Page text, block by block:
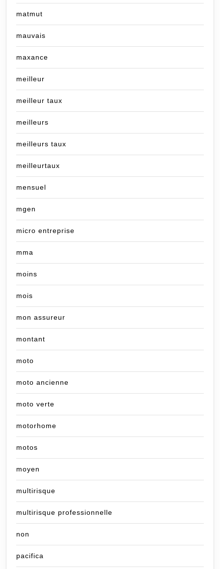
matmut
mauvais
maxance
meilleur
meilleur taux
meilleurs
meilleurs taux
meilleurtaux
mensuel
mgen
micro entreprise
mma
moins
mois
mon assureur
montant
moto
moto ancienne
moto verte
motorhome
motos
moyen
multirisque
multirisque professionnelle
non
pacifica